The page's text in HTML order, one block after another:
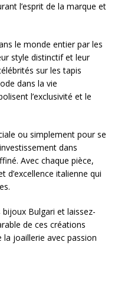
l’esprit de la marque et
le monde entier par les
style distinctif et leur
sur les tapis
dans la vie
l’exclusivité et le
ou simplement pour se
dans
Avec chaque pièce,
d’excellence italienne qui
bijoux Bulgari et laissez-
de ces créations
la joaillerie avec passion